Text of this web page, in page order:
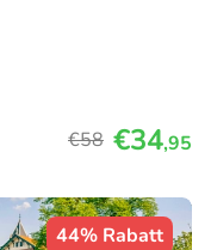
€58 €34,95
44% Rabatt